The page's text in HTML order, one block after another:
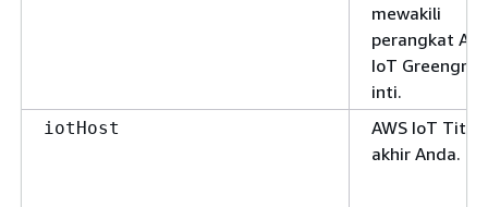
mewakili
perangkat
IoT
inti.
iotHost
AWS IoT Titik
akhir Anda.